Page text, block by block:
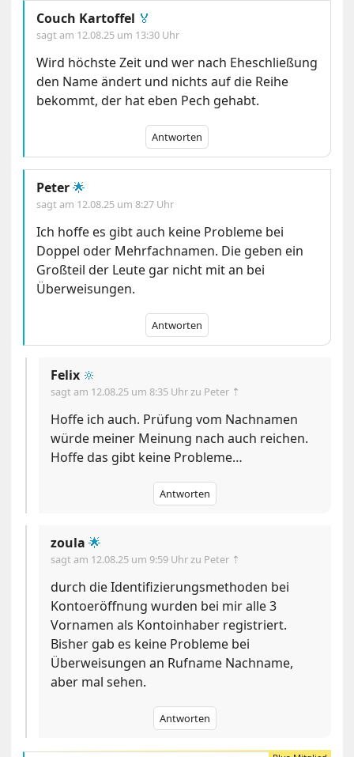
Couch Kartoffel 🏅
sagt am 12.08.25 um 13:30 Uhr
Wird höchste Zeit und wer nach Eheschließung
den Name ändert und nichts auf die Reihe
bekommt, der hat eben Pech gehabt.
Antworten
Peter🌟
sagt am 12.08.25 um 8:27 Uhr
Ich hoffe es gibt auch keine Probleme bei
Doppel oder Mehrfachnamen. Die geben ein
Großteil der Leute gar nicht mit an bei
Überweisungen.
Antworten
Felix 🔆
sagt am 12.08.25 um 8:35 Uhrzu Peter ⇡
Hoffe ich auch. Prüfung vom Nachnamen
würde meiner Meinung nach auch reichen.
Hoffe das gibt keine Probleme…
Antworten
zoula 🌟
sagt am 12.08.25 um 9:59 Uhrzu Peter ⇡
durch die Identifizierungsmethoden bei
Kontoeröffnung wurden bei mir alle 3
Vornamen als Kontoinhaber registriert.
Bisher gab es keine Probleme bei
Überweisungen an Rufname Nachname,
aber mal sehen.
Antworten